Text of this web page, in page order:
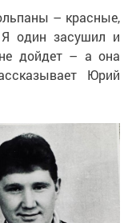
– красные,
один засушил и
дойдет – а она
Юрий